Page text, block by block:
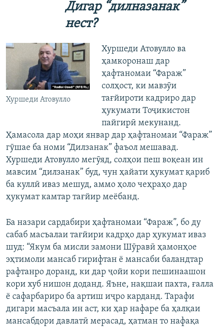
Дигар “дилназанак”
нест?
Хуршеди Атовулло
Хуршеди Атовулло ва
ҳамкоронаш дар
ҳафтаномаи “Фараж”
солҳост, ки мавзӯи
тағйироти кадриро дар
ҳукумати Тоҷикистон
пайгирӣ мекунанд.
Ҳамасола дар моҳи январ дар ҳафтаномаи “Фараж”
гӯшае ба номи “Дилзанак” фаъол мешавад.
Хуршеди Атовулло мегӯяд, солҳои пеш воқеан ин
мавсим “дилзанак” буд, чун ҳайати ҳукумат қариб
ба куллӣ иваз мешуд, аммо ҳоло чеҳраҳо дар
ҳукумат камтар тағйир меёбанд.
Ба назари сардабири ҳафтаномаи “Фараж”, бо ду
сабаб масъалаи тағйири кадрҳо дар ҳукумат иваз
шуд: “Якум ба мисли замони Шӯравӣ ҳамонҳое
эҳтимоли мансаб гирифтан ё мансаби баландтар
рафтанро доранд, ки дар ҷойи кори пешинаашон
кори хуб нишон доданд. Яъне, нақшаи пахта, ғалла
ё сафарбариро ба артиш иҷро карданд. Тарафи
дигари масъала ин аст, ки ҳар нафаре ба ҳалқаи
мансабдори давлатӣ мерасад, ҳатман то нафақа